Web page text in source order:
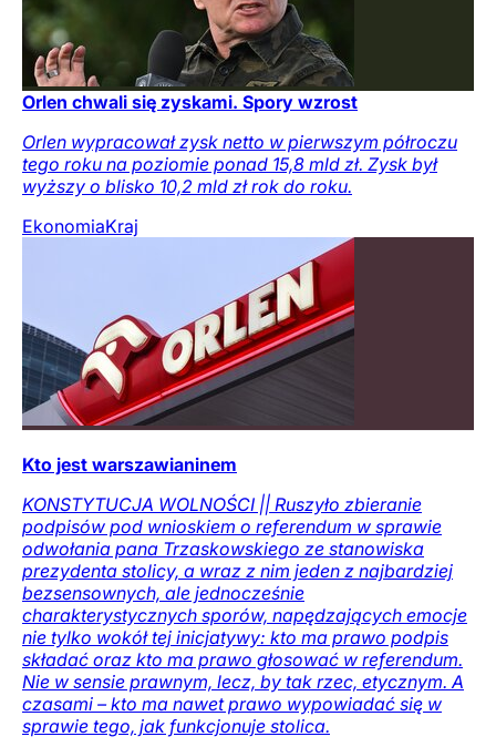
Orlen chwali się zyskami. Spory wzrost
Orlen wypracował zysk netto w pierwszym półroczu
tego roku na poziomie ponad 15,8 mld zł. Zysk był
wyższy o blisko 10,2 mld zł rok do roku.
EkonomiaKraj
Kto jest warszawianinem
KONSTYTUCJA WOLNOŚCI || Ruszyło zbieranie
podpisów pod wnioskiem o referendum w sprawie
odwołania pana Trzaskowskiego ze stanowiska
prezydenta stolicy, a wraz z nim jeden z najbardziej
bezsensownych, ale jednocześnie
charakterystycznych sporów, napędzających emocje
nie tylko wokół tej inicjatywy: kto ma prawo podpis
składać oraz kto ma prawo głosować w referendum.
Nie w sensie prawnym, lecz, by tak rzec, etycznym. A
czasami – kto ma nawet prawo wypowiadać się w
sprawie tego, jak funkcjonuje stolica.